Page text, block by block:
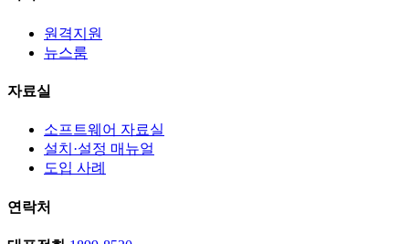
원격지원
뉴스룸
자료실
소프트웨어 자료실
설치·설정 매뉴얼
도입 사례
연락처